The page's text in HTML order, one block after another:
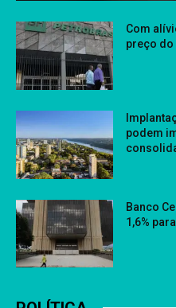
Com
preço do
podem
Banco
1,6%